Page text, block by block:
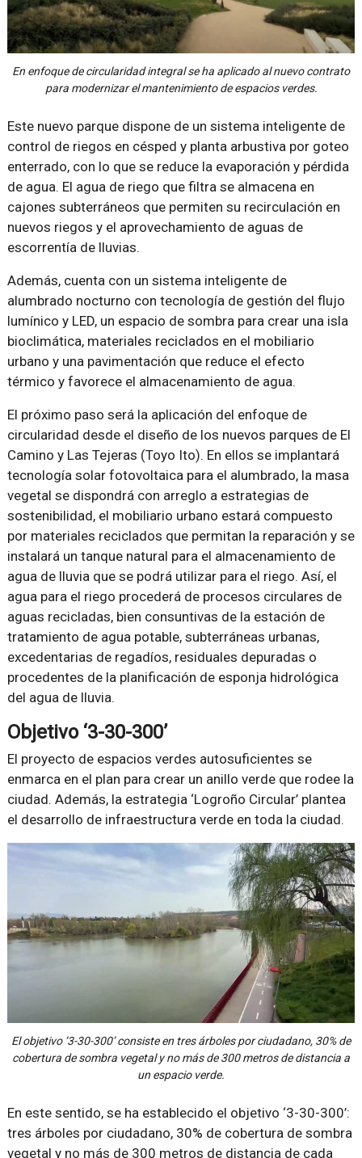
En enfoque de circularidad integral se ha aplicado al nuevo contrato
para modernizar el mantenimiento de espacios verdes.
Este nuevo parque dispone de un sistema inteligente de
control de riegos en césped y planta arbustiva por goteo
enterrado, con lo que se reduce la evaporación y pérdida
de agua. El agua de riego que filtra se almacena en
cajones subterráneos que permiten su recirculación en
nuevos riegos y el aprovechamiento de aguas de
escorrentía de lluvias.
Además, cuenta con un sistema inteligente de
alumbrado nocturno con tecnología de gestión del flujo
lumínico y LED, un espacio de sombra para crear una isla
bioclimática, materiales reciclados en el mobiliario
urbano y una pavimentación que reduce el efecto
térmico y favorece el almacenamiento de agua.
El próximo paso será la aplicación del enfoque de
circularidad desde el diseño de los nuevos parques de El
Camino y Las Tejeras (Toyo Ito). En ellos se implantará
tecnología solar fotovoltaica para el alumbrado, la masa
vegetal se dispondrá con arreglo a estrategias de
sostenibilidad, el mobiliario urbano estará compuesto
por materiales reciclados que permitan la reparación y se
instalará un tanque natural para el almacenamiento de
agua de lluvia que se podrá utilizar para el riego. Así, el
agua para el riego procederá de procesos circulares de
aguas recicladas, bien consuntivas de la estación de
tratamiento de agua potable, subterráneas urbanas,
excedentarias de regadíos, residuales depuradas o
procedentes de la planificación de esponja hidrológica
del agua de lluvia.
Objetivo ‘3-30-300’
El proyecto de espacios verdes autosuficientes se
enmarca en el plan para crear un anillo verde que rodee la
ciudad. Además, la estrategia ‘Logroño Circular’ plantea
el desarrollo de infraestructura verde en toda la ciudad.
El objetivo ‘3-30-300’ consiste en tres árboles por ciudadano, 30% de
cobertura de sombra vegetal y no más de 300 metros de distancia a
un espacio verde.
En este sentido, se ha establecido el objetivo ‘3-30-300’:
tres árboles por ciudadano, 30% de cobertura de sombra
vegetal y no más de 300 metros de distancia de cada